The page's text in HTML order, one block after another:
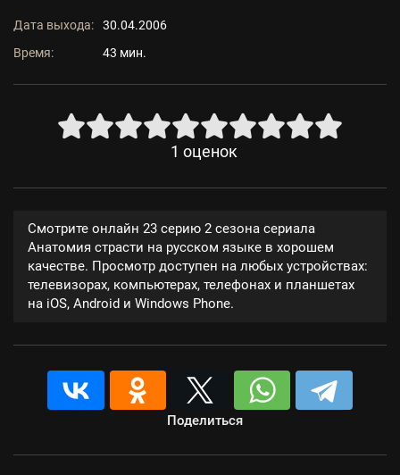
Дата выхода:
30.04.2006
Время:
43 мин.
1 оценок
Смотрите онлайн 23 серию 2 сезона сериала
Анатомия страсти на русском языке в хорошем
качестве. Просмотр доступен на любых устройствах:
телевизорах, компьютерах, телефонах и планшетах
на iOS, Android и Windows Phone.
Поделиться